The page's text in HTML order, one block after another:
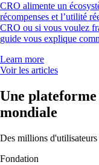
CRO alimente un
récompenses et l’utilité
CRO ou si vous voulez
guide vous explique
Learn more
Voir les articles
Une
mondiale
Des millions
Fondation